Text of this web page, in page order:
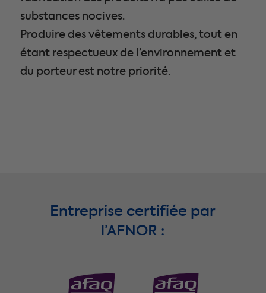
substances nocives.
Produire des vêtements durables, tout en
étant respectueux de l’environnement et
du porteur est notre priorité.
Entreprise certifiée par
l’AFNOR :